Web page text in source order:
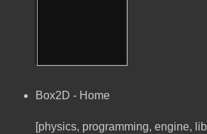
Box2D - Home
[physics, programming, engine,